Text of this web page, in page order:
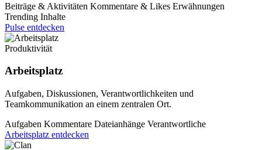
Beiträge & Aktivitäten Kommentare & Likes Erwähnungen
Trending Inhalte
Pulse entdecken
Produktivität
Arbeitsplatz
Aufgaben, Diskussionen, Verantwortlichkeiten und
Teamkommunikation an einem zentralen Ort.
Aufgaben Kommentare Dateianhänge Verantwortliche
Arbeitsplatz entdecken